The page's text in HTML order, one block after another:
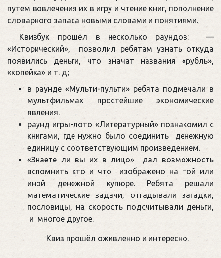
путем вовлечения их в игру и чтение книг, пополнение
словарного запаса новыми словами и понятиями.
Квизбук прошёл в несколько раундов: —
«Исторический», позволил ребятам узнать откуда
появились деньги, что значат названия «рубль»,
«копейка» и т. д;
в раунде «Мульти-пульти» ребята подмечали в
мультфильмах простейшие экономические
явления.
раунд игры-лото «Литературный» познакомил с
книгами, где нужно было соединить денежную
единицу с соответствующим произведением.
«Знаете ли вы их в лицо» дал возможность
вспомнить кто и что изображено на той или
иной денежной купюре. Ребята решали
математические задачи, отгадывали загадки,
пословицы, на скорость подсчитывали деньги,
и многое другое.
Квиз прошёл оживленно и интересно.